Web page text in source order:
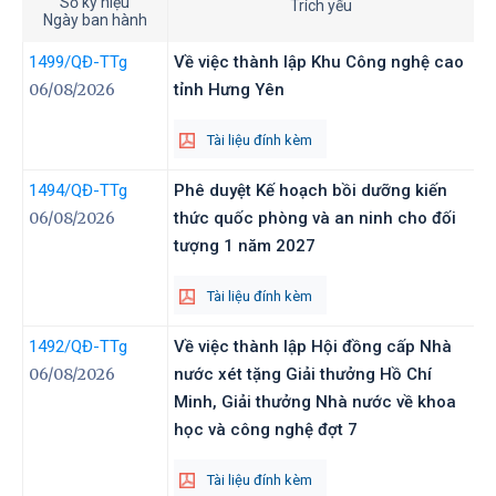
Ngày ban hành
Trích yếu
1499/QĐ-TTg
06/08/2026
Về việc thành lập Khu Công nghệ cao
tỉnh Hưng Yên
Tài liệu đính kèm
1494/QĐ-TTg
06/08/2026
Phê duyệt Kế hoạch bồi dưỡng kiến
thức quốc phòng và an ninh cho đối
tượng 1 năm 2027
Tài liệu đính kèm
1492/QĐ-TTg
06/08/2026
Về việc thành lập Hội đồng cấp Nhà
nước xét tặng Giải thưởng Hồ Chí
Minh, Giải thưởng Nhà nước về khoa
học và công nghệ đợt 7
Tài liệu đính kèm